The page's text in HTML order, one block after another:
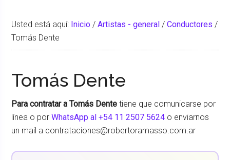
Usted está aquí: Inicio / Artistas - general / Conductores /
Tomás Dente
Tomás Dente
Para contratar a Tomás Dente tiene que comunicarse por
línea o porWhatsApp al +54 11 2507 5624 o enviarnos
un mail a contrataciones@robertoramasso.com.ar